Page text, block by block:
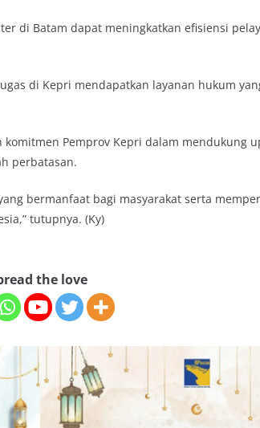
di Batam dapat meningkatkan efisiensi
di Kepri mendapatkan layanan hukum
Pemprov Kepri dalam mendukung
perbatasan.
bermanfaat bagi masyarakat serta
tutupnya. (Ky)
the love